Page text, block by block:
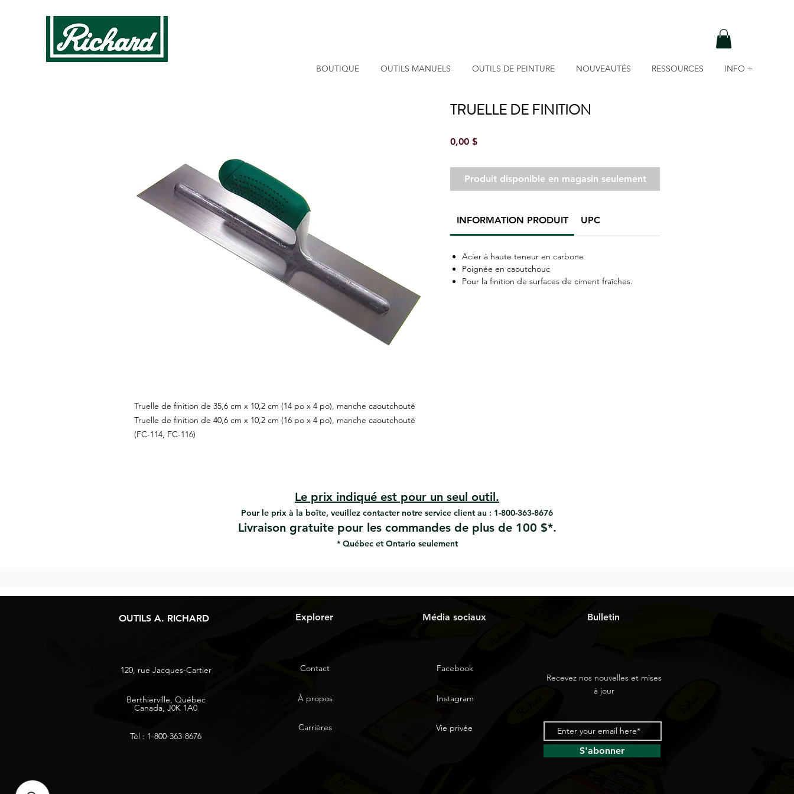
BOUTIQUE OUTILS MANUELS OUTILS DE PEINTURE NOUVEAUTÉS RESSOURCES INFO +
Truelle de finition de 35,6 cm x 10,2 cm (14 po x 4 po), manche caoutchouté
Truelle de finition de 40,6 cm x 10,2 cm (16 po x 4 po), manche caoutchouté
(FC-114, FC-116)
TRUELLE DE FINITION
0,00 $Prix
Produit disponible en magasin seulement
INFORMATION PRODUIT UPC
Acier à haute teneur en carbone
Poignée en caoutchouc
Pour la finition de surfaces de ciment fraîches.
Le prix indiqué est pour un seul outil.
Pour le prix à la boîte, veuillez contacter notre service client au : 1-800-363-8676
Livraison gratuite pour les commandes de plus de 100 $*.
* Québec et Ontario seulement
OUTILS A. RICHARD
120, rue Jacques-Cartier
Berthierville, Québec
Canada, J0K 1A0
Tél : 1-800-363-8676
Explorer
Contact
À propos
Carrières
Média sociaux
Facebook
Instagram
Vie privée
Bulletin
Recevez nos nouvelles et mises
à jour
S'abonner